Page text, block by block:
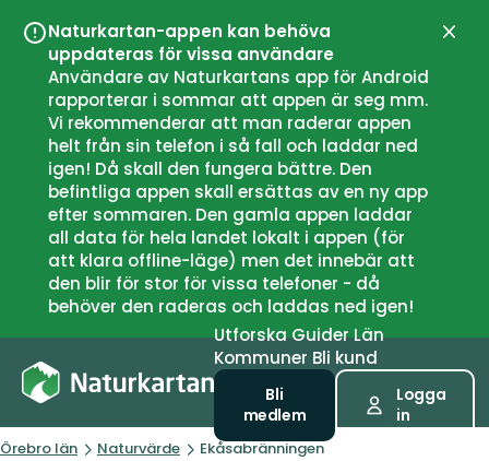
Naturkartan-appen kan behöva
uppdateras för vissa användare
Användare av Naturkartans app för Android
rapporterar i sommar att appen är seg mm.
Vi rekommenderar att man raderar appen
helt från sin telefon i så fall och laddar ned
igen! Då skall den fungera bättre. Den
befintliga appen skall ersättas av en ny app
efter sommaren. Den gamla appen laddar
all data för hela landet lokalt i appen (för
att klara offline-läge) men det innebär att
den blir för stor för vissa telefoner - då
behöver den raderas och laddas ned igen!
UtforskaGuiderLän
Kommuner Bli kund
Bli
medlem
Logga
in
Örebro län Naturvärde Ekåsabränningen